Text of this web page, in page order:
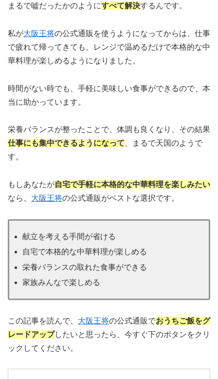
まるで嘘だったかのようにすべて解決するんです。
私が大阪王将の公式通販を使うようになってからは、仕事
で疲れて帰ってきても、レンジで温めるだけで本格的な中
華料理が楽しめるようになりました。
時間がない時でも、手軽に美味しい食事ができるので、本
当に助かっています。
栄養バランスが整ったことで、体調も良くなり、その結果
仕事にも集中できるようになって 、まるで天国のようで
す。
もしあなたが自宅で手軽に本格的な中華料理を楽しみたい
なら、 大阪王将の公式通販がベストな選択です。
献立を考える手間が省ける
自宅で本格的な中華料理が楽しめる
栄養バランスの取れた食事ができる
家族みんなで楽しめる
この記事を読んで、 大阪王将の公式通販でおうちご飯をグ
レードアップしたいと思ったら、今すぐ下のボタンをクリ
ックしてください。